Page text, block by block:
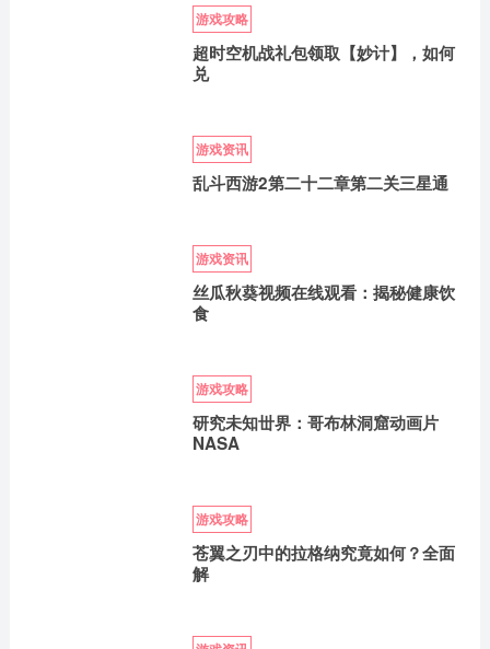
游戏攻略
超时空机战礼包领取【妙计】，如何
兑
游戏资讯
乱斗西游2第二十二章第二关三星通
游戏资讯
丝瓜秋葵视频在线观看：揭秘健康饮
食
游戏攻略
研究未知丗界：哥布林洞窟动画片
NASA
游戏攻略
苍翼之刃中的拉格纳究竟如何？全面
解